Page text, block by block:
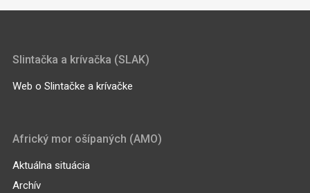
Slintačka a krívačka (SLAK)
Web o Slintačke a krívačke
Africký mor ošípaných (AMO)
Aktuálna situácia
Archív